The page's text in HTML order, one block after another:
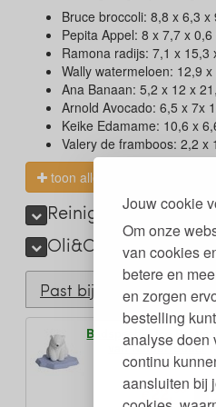
Jouw cookie
Om onze
van cookies
betere en
en zorgen
bestelling
analyse doen
continu
aansluiten bij
Bruce broccoli: 8,8 x 6,3 x
Pepita Appel: 8 x 7,7 x 0,6
Ramona radijs: 7,1 x 15,3
Wally watermeloen: 12,9
Ana Banaan: 5,2 x 12 x
Arnold Avocado: 6,5 x 7x
Keike Edamame: 10,6 x
Valery de framboos: 2,2 x
toon alles
Reinigen teether
Oli&Carol
Past bij
Badspeeltje Ice
van Natuurrubber
€22,90